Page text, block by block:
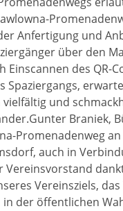
Anfertigung und
über den
des QR-
und
Braniek,
Promenadenweg
auch in
Vereinsziels,
der öffentlichen